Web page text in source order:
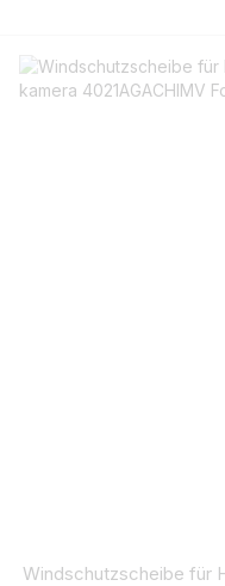
Windschutzscheibe für